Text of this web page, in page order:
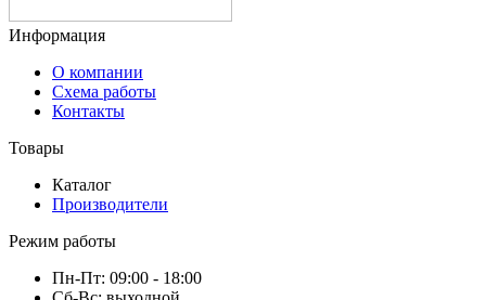
Информация
О компании
Схема работы
Контакты
Товары
Каталог
Производители
Режим работы
Пн-Пт: 09:00 - 18:00